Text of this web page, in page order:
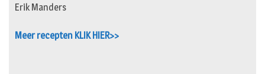
Erik Manders
Meer recepten KLIK HIER>>